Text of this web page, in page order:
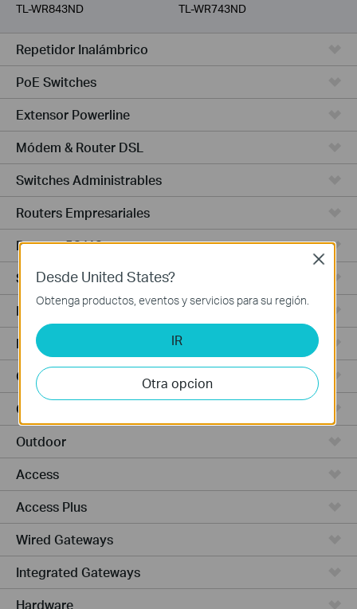
TL-WR843ND
TL-WR743ND
Repetidor Inalámbrico
PoE Switches
Extensor Powerline
Módem & Router DSL
Switches Administrables
Routers Empresariales
Routers 5G/4G
Switches Smart
Punto de Acceso
Routers de Alta Potencia
Cámaras y seguridad
Ceiling Mount
Outdoor
Access
Access Plus
Wired Gateways
Integrated Gateways
Hardware
Desde United States?
Obtenga productos, eventos y servicios para su región.
IR
Otra opcion
Close